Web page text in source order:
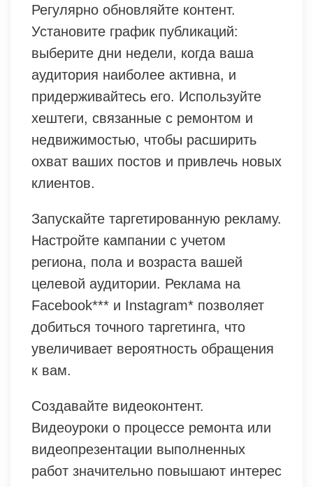
Регулярно обновляйте контент.
Установите график публикаций:
выберите дни недели, когда ваша
аудитория наиболее активна, и
придерживайтесь его. Используйте
хештеги, связанные с ремонтом и
недвижимостью, чтобы расширить
охват ваших постов и привлечь новых
клиентов.
Запускайте таргетированную рекламу.
Настройте кампании с учетом
региона, пола и возраста вашей
целевой аудитории. Реклама на
Facebook*** и Instagram* позволяет
добиться точного таргетинга, что
увеличивает вероятность обращения
к вам.
Создавайте видеоконтент.
Видеоуроки о процессе ремонта или
видеопрезентации выполненных
работ значительно повышают интерес